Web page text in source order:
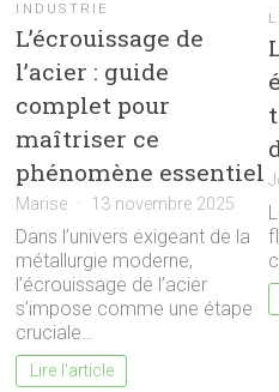
INDUSTRIE
L’écrouissage de
l’acier : guide
complet pour
maîtriser ce
phénomène essentiel
Marise 13 novembre 2025
Dans l’univers exigeant de la
métallurgie moderne,
l’écrouissage de l’acier
s’impose comme une étape
cruciale…
Lire l'article